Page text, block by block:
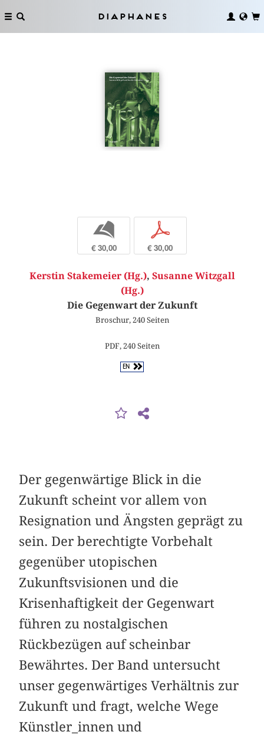
Diaphanes
b
€ 30,00
p
€ 30,00
Kerstin Stakemeier (Hg.), Susanne Witzgall
(Hg.)
Die Gegenwart der Zukunft
Broschur, 240 Seiten
PDF, 240 Seiten
EN
Der gegenwärtige Blick in die
Zukunft scheint vor allem von
Resignation und Ängsten geprägt zu
sein. Der berechtigte Vorbehalt
gegenüber utopischen
Zukunftsvisionen und die
Krisenhaftigkeit der Gegenwart
führen zu nostalgischen
Rückbezügen auf scheinbar
Bewährtes. Der Band untersucht
unser gegenwärtiges Verhältnis zur
Zukunft und fragt, welche Wege
Künstler_innen und